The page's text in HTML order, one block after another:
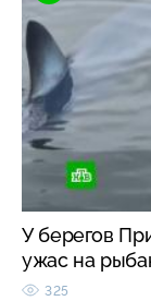
У берегов
ужас на
325